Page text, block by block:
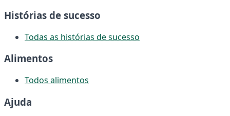
Histórias de sucesso
Todas as histórias de sucesso
Alimentos
Todos alimentos
Ajuda